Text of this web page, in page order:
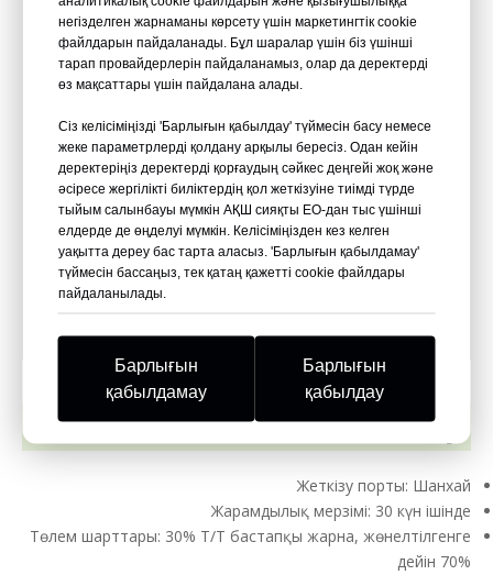
Бұрандалы сап
Жоғары беріктікке
арналған бұрандалы
Сақина шанағы
Ағашты жақсырақ
ұстауға арналған
шегелер.
Қаптама және жеткізу
Жеткізу порты: Шанхай
Жарамдылық мерзімі: 30 күн ішінде
Төлем шарттары: 30% T/T бастапқы жарна, жөнелтілгенге
дейін 70%
негізделген жарнаманы көрсету үшін маркетингтік cookie
файлдарын пайдаланады. Бұл шаралар үшін біз үшінші
тарап провайдерлерін пайдаланамыз, олар да деректерді
өз мақсаттары үшін пайдалана алады.
Сіз келісіміңізді 'Барлығын қабылдау' түймесін басу немесе
жеке параметрлерді қолдану арқылы бересіз. Одан кейін
деректеріңіз деректерді қорғаудың сәйкес деңгейі жоқ және
әсіресе жергілікті биліктердің қол жеткізуіне тиімді түрде
тыйым салынбауы мүмкін АҚШ сияқты ЕО-дан тыс үшінші
елдерде де өңделуі мүмкін. Келісіміңізден кез келген
уақытта дереу бас тарта аласыз. 'Барлығын қабылдамау'
түймесін бассаңыз, тек қатаң қажетті cookie файлдары
пайдаланылады.
Барлығын
қабылдамау
Барлығын
қабылдау